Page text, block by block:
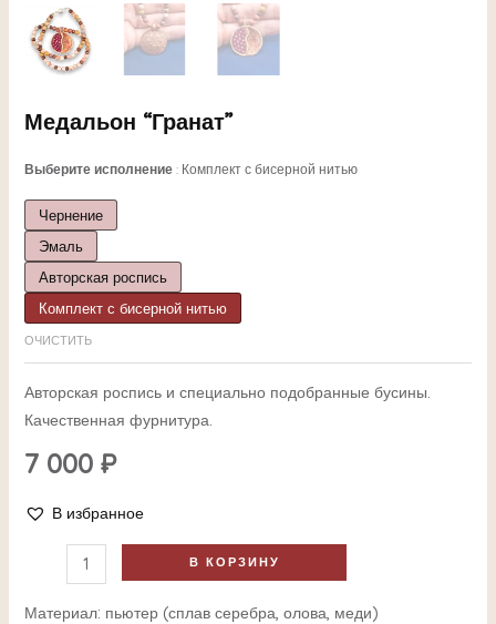
Медальон “Гранат”
Выберите исполнение Комплект с бисерной нитью
Чернение
Эмаль
Авторская роспись
Комплект с бисерной нитью
ОЧИСТИТЬ
Авторская роспись и специально подобранные бусины.
Качественная фурнитура.
7 000 ₽
В избранное
В КОРЗИНУ
Материал: пьютер (сплав серебра, олова, меди)